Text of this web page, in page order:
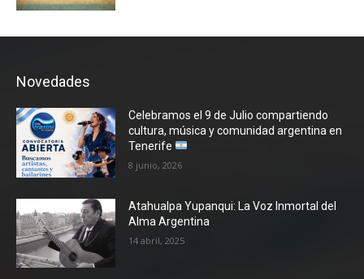
Novedades
Celebramos el 9 de Julio compartiendo
cultura, música y comunidad argentina en
Tenerife
8 junio, 2026
Atahualpa Yupanqui: La Voz Inmortal del
Alma Argentina
14 abril, 2025